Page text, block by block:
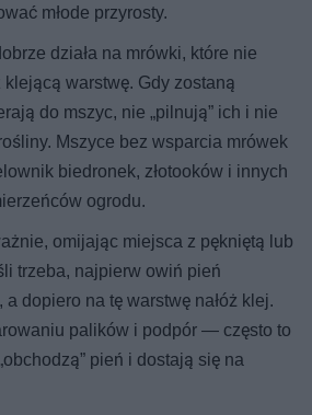
młode przyrosty.
działa na mrówki, które nie
warstwę. Gdy zostaną
do mszyc, nie „pilnują” ich i nie
Mszyce bez wsparcia mrówek
biedronek, złotooków i innych
ogrodu.
omijając miejsca z pękniętą lub
trzeba, najpierw owiń pień
dopiero na tę warstwę nałóż klej.
palików i podpór — często to
pień i dostają się na